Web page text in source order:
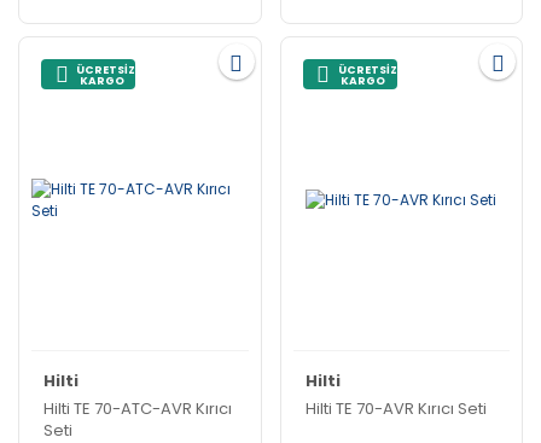
ÜCRETSİZ
KARGO
Hilti
Hilti TE 70-ATC-AVR Kırıcı
Seti
ÜCRETSİZ
KARGO
Hilti
Hilti TE 70-AVR Kırıcı Seti